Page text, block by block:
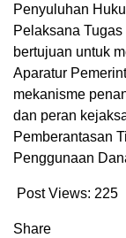
Penyuluhan
Pelaksana
bertujuan untuk
Aparatur
mekanisme
dan peran
Pemberantasan
Penggunaan
Post Views: 225
Share